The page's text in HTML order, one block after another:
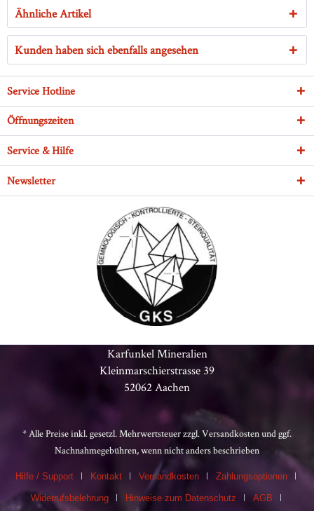
Ähnliche Artikel
Kunden haben sich ebenfalls angesehen
Service Hotline
Öffnungszeiten
Service & Hilfe
Newsletter
Karfunkel Mineralien
Kleinmarschierstrasse 39
52062 Aachen
* Alle Preise inkl. gesetzl. Mehrwertsteuer zzgl.Versandkostenund ggf.
Nachnahmegebühren, wenn nicht anders beschrieben
Hilfe / Support Kontakt Versandkosten Zahlungsoptionen
Widerrufsbelehrung Hinweise zum Datenschutz AGB